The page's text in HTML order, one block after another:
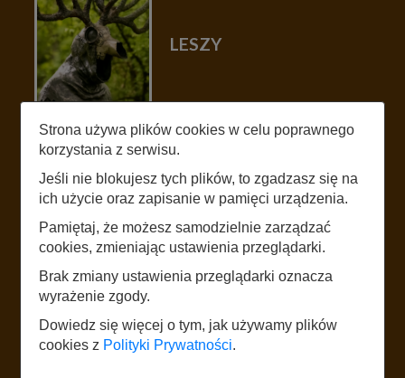
LESZY
ANIELSKA FONTANNA
Strona używa plików cookies w celu poprawnego
korzystania z serwisu.
Jeśli nie blokujesz tych plików, to zgadzasz się na
ich użycie oraz zapisanie w pamięci urządzenia.
Pamiętaj, że możesz samodzielnie zarządzać
cookies, zmieniając ustawienia przeglądarki.
Brak zmiany ustawienia przeglądarki oznacza
wyrażenie zgody.
Dowiedz się więcej o tym, jak używamy plików
cookies z Polityki Prywatności.